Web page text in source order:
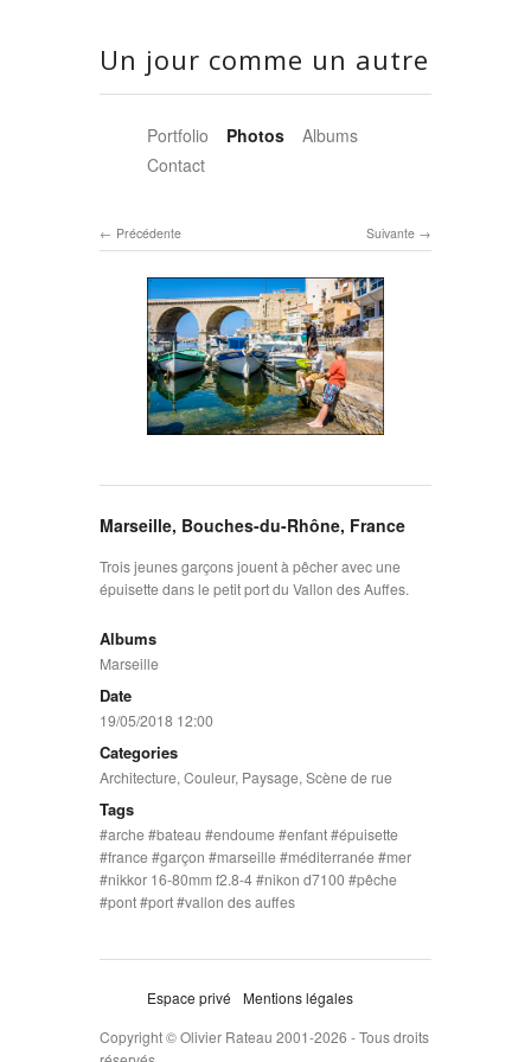
Un jour comme un autre
Portfolio Photos
Albums
Contact
Suivante
Précédente
Marseille, Bouches-du-Rhône, France
Trois jeunes garçons jouent à pêcher avec une
épuisette dans le petit port du Vallon des Auffes.
Albums
Marseille
Date
19/05/2018 12:00
Categories
Architecture, Couleur, Paysage, Scène de rue
Tags
arche bateau endoume enfant épuisette
france garçon marseille méditerranée
mer
nikkor 16-80mm f2.8-4
nikon d7100
pêche
pont port vallon des auffes
Espace privé
Mentions légales
Copyright © Olivier Rateau 2001-2026 - Tous droits